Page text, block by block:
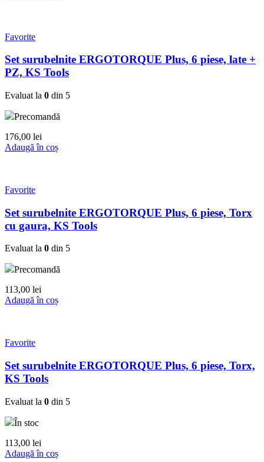
Favorite
Set surubelnite ERGOTORQUE Plus, 6 piese, late +
PZ, KS Tools
Evaluat la 0 din 5
Precomandă
176,00 lei
Adaugă în coș
Favorite
Set surubelnite ERGOTORQUE Plus, 6 piese, Torx
cu gaura, KS Tools
Evaluat la 0 din 5
Precomandă
113,00 lei
Adaugă în coș
Favorite
Set surubelnite ERGOTORQUE Plus, 6 piese, Torx,
KS Tools
Evaluat la 0 din 5
În stoc
113,00 lei
Adaugă în coș